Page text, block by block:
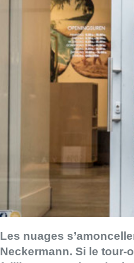
Les nuages
Neckermann. Si le tour-